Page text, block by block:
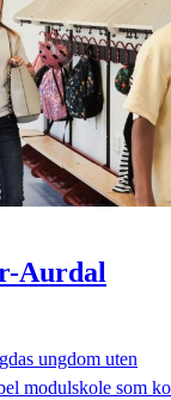
Aurdal
ungdom uten
modulskole som